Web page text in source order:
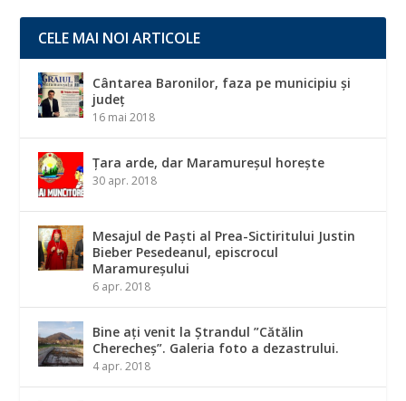
CELE MAI NOI ARTICOLE
Cântarea Baronilor, faza pe municipiu și
județ
16 mai 2018
Țara arde, dar Maramureșul horește
30 apr. 2018
Mesajul de Paști al Prea-Sictiritului Justin
Bieber Pesedeanul, episcrocul
Maramureșului
6 apr. 2018
Bine ați venit la Ștrandul ”Cătălin
Cherecheș”. Galeria foto a dezastrului.
4 apr. 2018